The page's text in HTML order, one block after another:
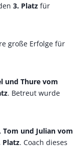
3. Platz für
große Erfolge für
und Thure vom
. Betreut wurde
Tom und Julian vom
Platz. Coach dieses